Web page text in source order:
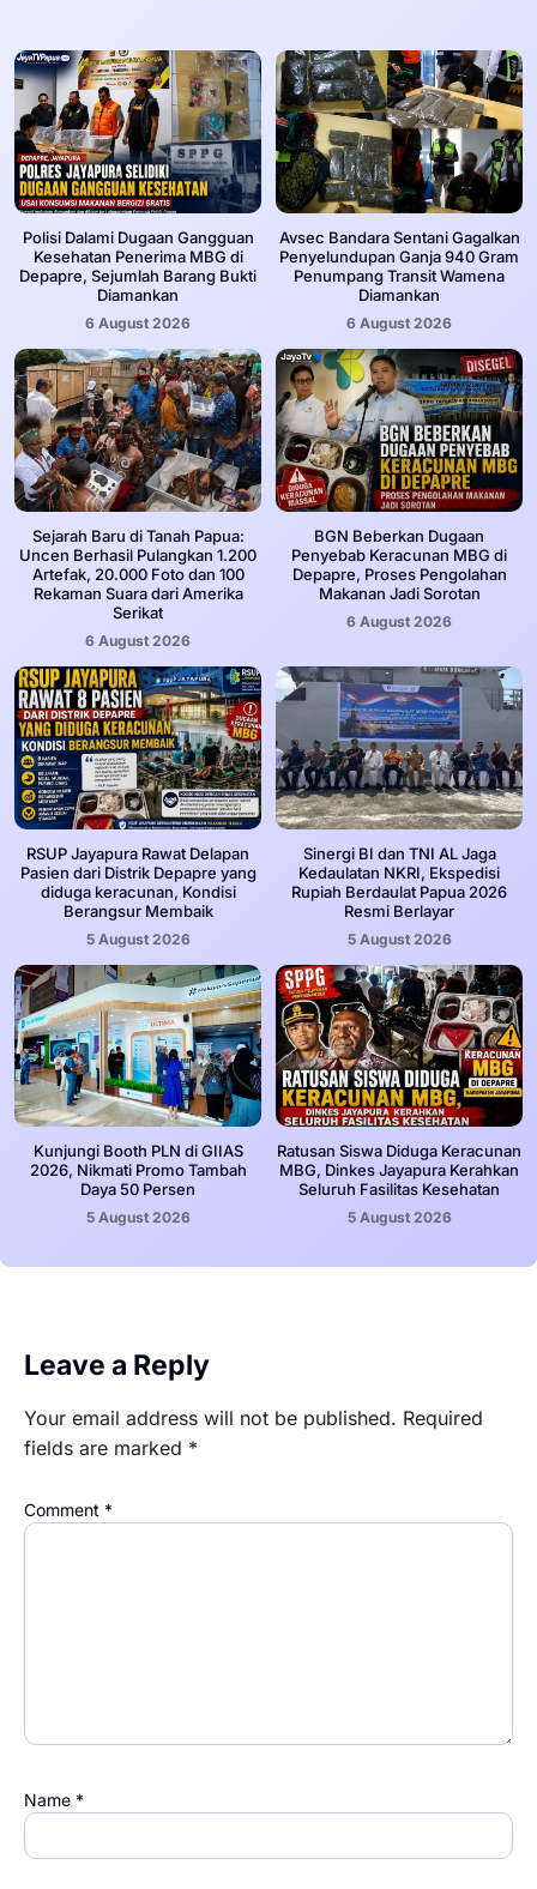
‎Polisi Dalami Dugaan Gangguan
Kesehatan Penerima MBG di
Depapre, Sejumlah Barang Bukti
Diamankan
6 August 2026
Avsec Bandara Sentani Gagalkan
Penyelundupan Ganja 940 Gram
Penumpang Transit Wamena
Diamankan
6 August 2026
Sejarah Baru di Tanah Papua:
Uncen Berhasil Pulangkan 1.200
Artefak, 20.000 Foto dan 100
Rekaman Suara dari Amerika
Serikat
6 August 2026
BGN Beberkan Dugaan
Penyebab Keracunan MBG di
Depapre, Proses Pengolahan
Makanan Jadi Sorotan
6 August 2026
RSUP Jayapura Rawat Delapan
Pasien dari Distrik Depapre yang
diduga keracunan, Kondisi
Berangsur Membaik
5 August 2026
Sinergi BI dan TNI AL Jaga
Kedaulatan NKRI, Ekspedisi
Rupiah Berdaulat Papua 2026
Resmi Berlayar
5 August 2026
Kunjungi Booth PLN di GIIAS
2026, Nikmati Promo Tambah
Daya 50 Persen
5 August 2026
Ratusan Siswa Diduga Keracunan
MBG, Dinkes Jayapura Kerahkan
Seluruh Fasilitas Kesehatan
5 August 2026
Leave a Reply
Your email address will not be published. Required
fields are marked *
Comment *
Name *